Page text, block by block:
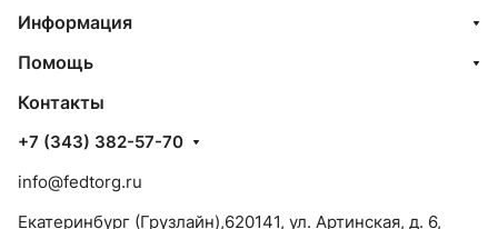
Информация
Помощь
Контакты
+7 (343) 382-57-70
info@fedtorg.ru
Екатеринбург (Грузлайн),620141, ул. Артинская, д. 6,